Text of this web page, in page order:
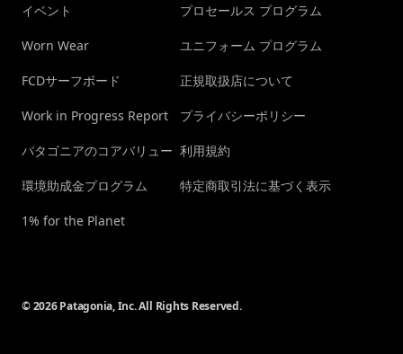
イベント
Worn Wear
FCDサーフボード
Work in Progress Report
パタゴニアのコアバリュー
環境助成金プログラム
1% for the Planet
プロセールス プログラム
ユニフォーム プログラム
正規取扱店について
プライバシーポリシー
利用規約
特定商取引法に基づく表示
© 2026 Patagonia, Inc. All Rights Reserved.